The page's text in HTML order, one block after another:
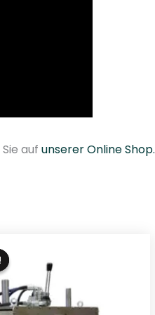
auf unserer Online Shop.